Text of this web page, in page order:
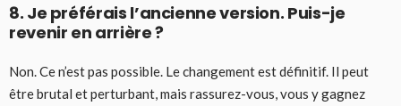
8. Je préférais l’ancienne version. Puis-je
revenir en arrière ?
Non. Ce n’est pas possible. Le changement est définitif. Il peut
être brutal et perturbant, mais rassurez-vous, vous y gagnez